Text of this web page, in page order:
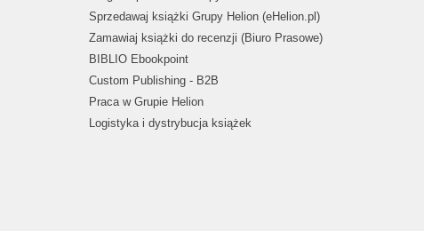
Sprzedawaj książki Grupy Helion (eHelion.pl)
Zamawiaj książki do recenzji (Biuro Prasowe)
BIBLIO Ebookpoint
Custom Publishing - B2B
Praca w Grupie Helion
Logistyka i dystrybucja książek